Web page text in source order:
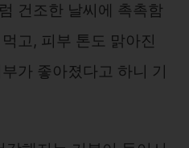
건조한 날씨에 촉촉함
고, 피부 톤도 맑아진
가 좋아졌다고 하니 기